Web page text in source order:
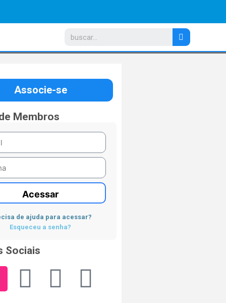
Associe-se
Membros
Acessar
de ajuda para acessar?
Esqueceu a senha?
Sociais